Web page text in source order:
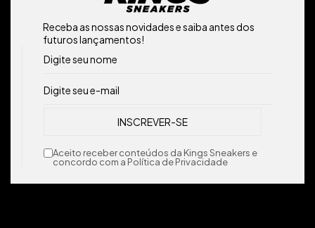
Receba as nossas novidades e saiba antes dos
futuros lançamentos!
Aceito receber conteúdos da Kings Sneakers e
concordo com a Política de Privacidade